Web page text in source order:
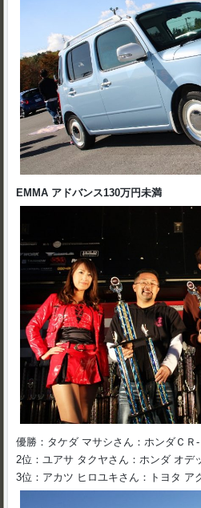
EMMA アドバンス130万円未満
優勝：タケダ マサシさん：ホンダＣＲ
2位：ユアサ タクヤさん：ホンダ オデ
3位：アカツ ヒロユキさん：トヨタ ア